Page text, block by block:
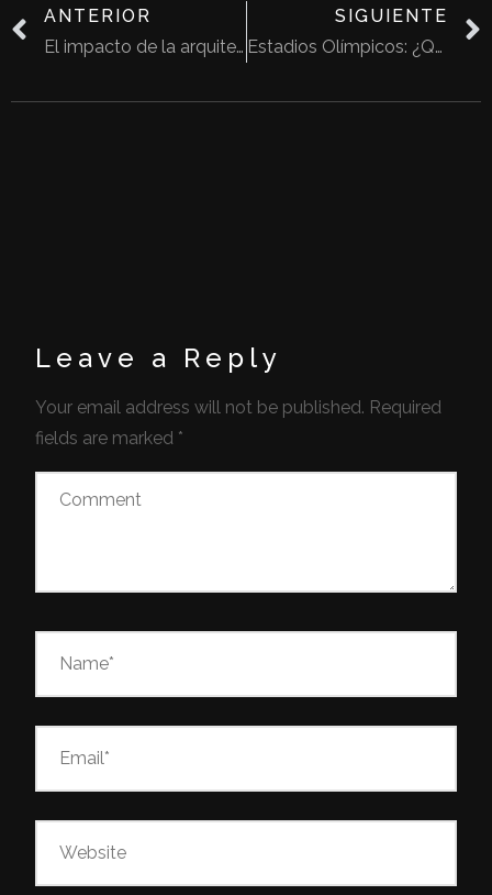
ANTERIOR
El impacto de la arquitectura en los pensamientos y acciones
SIGUIENTE
Estadios Olímpicos: ¿Qué pasará con los de Río 2016?
Leave a Reply
Your email address will not be published. Required
fields are marked *